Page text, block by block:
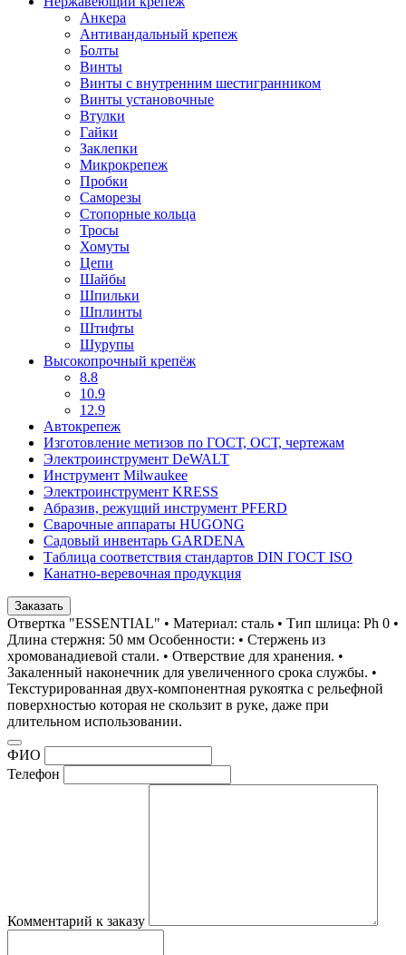
Анкера
Антивандальный крепеж
Болты
Винты
Винты с внутренним шестигранником
Винты установочные
Втулки
Гайки
Заклепки
Микрокрепеж
Пробки
Саморезы
Стопорные кольца
Тросы
Хомуты
Цепи
Шайбы
Шпильки
Шплинты
Штифты
Шурупы
Высокопрочный крепёж
8.8
10.9
12.9
Автокрепеж
Изготовление метизов по ГОСТ, ОСТ, чертежам
Электроинструмент DeWALT
Инструмент Milwaukee
Электроинструмент KRESS
Абразив, режущий инструмент PFERD
Сварочные аппараты HUGONG
Садовый инвентарь GARDENA
Таблица соответствия стандартов DIN ГОСТ ISO
Канатно-веревочная продукция
Заказать
Отвертка "ESSENTIAL" • Материал: сталь • Тип шлица: Ph 0 •
Длина стержня: 50 мм Особенности: • Стержень из
хромованадиевой стали. • Отверствие для хранения. •
Закаленный наконечник для увеличенного срока службы. •
Текстурированная двух-компонентная рукоятка с рельефной
поверхностью которая не скользит в руке, даже при
длительном использовании.
ФИО
Телефон
Комментарий к заказу